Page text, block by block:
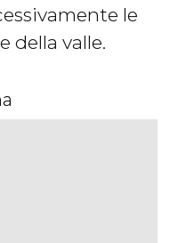
le
della valle.